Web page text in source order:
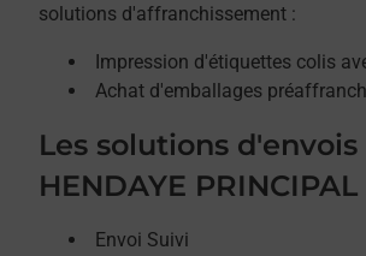
solutions d'affranchissement :
Impression d'étiquettes colis
Achat d'emballages
Les solutions
HENDAYE
Envoi Suivi